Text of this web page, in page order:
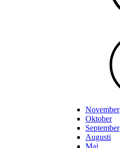
November
Oktober
September
Augusti
Maj